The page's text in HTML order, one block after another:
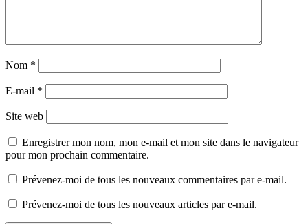
Nom *
E-mail *
Site web
Enregistrer mon nom, mon e-mail et mon site dans le navigateur
pour mon prochain commentaire.
Prévenez-moi de tous les nouveaux commentaires par e-mail.
Prévenez-moi de tous les nouveaux articles par e-mail.